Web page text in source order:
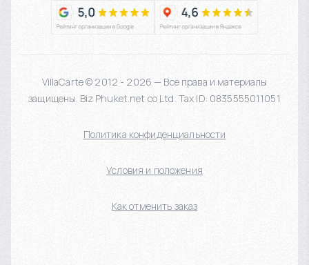
VillaCarte © 2012 - 2026 — Все права и материалы
защищены. Biz Phuket.net co Ltd. Tax ID: 0835555011051
Политика конфиденциальности
Условия и положения
Как отменить заказ